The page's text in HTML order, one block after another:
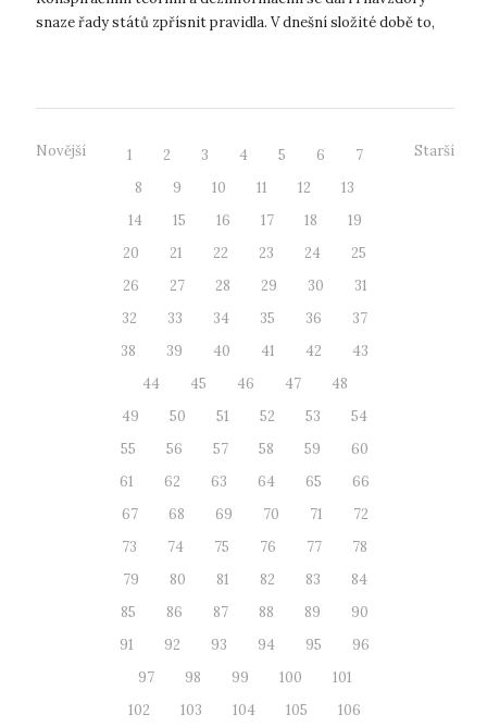
snaze řady států zpřísnit pravidla. V dnešní složité době to,
Novější 1 2 3 4 5 6
7
8
9 10 11 12
13
14
15 16 17 18
19
20
21 22 23 24
25
26
27 28 29 30
31
32
33 34 35 36
37
38
39 40 41 42
43
44
45 46 47
48
49
50 51 52 53
54
55
56 57 58 59
60
61
62 63 64 65
66
67
68 69 70 71
72
73
74 75 76 77
78
79
80 81 82 83
84
85
86 87 88 89
90
91
92 93 94 95
96
97
98 99 100
101
102
103 104 105
106
Starší